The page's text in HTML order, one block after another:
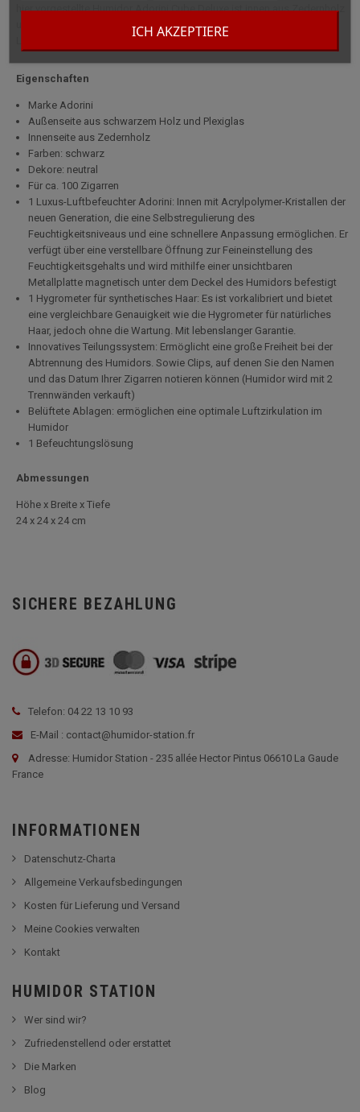
ICH AKZEPTIERE
hier vorgestellte Humidor Adorini Cube Deluxe ist innen aus Zedernholz
und außen aus schwarzem Holz und Plexiglas. Er wird mit einem
Eigenschaften
Marke Adorini
Außenseite aus schwarzem Holz und Plexiglas
Innenseite aus Zedernholz
Farben: schwarz
Dekore: neutral
Für ca. 100 Zigarren
1 Luxus-Luftbefeuchter Adorini: Innen mit Acrylpolymer-Kristallen der
neuen Generation, die eine Selbstregulierung des
Feuchtigkeitsniveaus und eine schnellere Anpassung ermöglichen. Er
verfügt über eine verstellbare Öffnung zur Feineinstellung des
Feuchtigkeitsgehalts und wird mithilfe einer unsichtbaren
Metallplatte magnetisch unter dem Deckel des Humidors befestigt
1 Hygrometer für synthetisches Haar: Es ist vorkalibriert und bietet
eine vergleichbare Genauigkeit wie die Hygrometer für natürliches
Haar, jedoch ohne die Wartung. Mit lebenslanger Garantie.
Innovatives Teilungssystem: Ermöglicht eine große Freiheit bei der
Abtrennung des Humidors. Sowie Clips, auf denen Sie den Namen
und das Datum Ihrer Zigarren notieren können (Humidor wird mit 2
Trennwänden verkauft)
Belüftete Ablagen: ermöglichen eine optimale Luftzirkulation im
Humidor
1 Befeuchtungslösung
Abmessungen
Höhe x Breite x Tiefe
24 x 24 x 24 cm
SICHERE BEZAHLUNG
Telefon: 04 22 13 10 93
E-Mail : contact@humidor-station.fr
Adresse: Humidor Station - 235 allée Hector Pintus 06610 La Gaude
France
INFORMATIONEN
Datenschutz-Charta
Allgemeine Verkaufsbedingungen
Kosten für Lieferung und Versand
Meine Cookies verwalten
Kontakt
HUMIDOR STATION
Wer sind wir?
Zufriedenstellend oder erstattet
Die Marken
Blog